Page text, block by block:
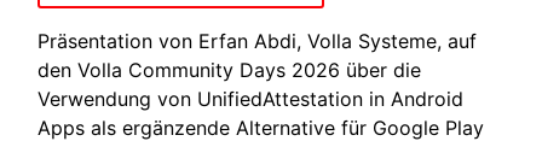
Präsentation von Erfan Abdi, Volla Systeme, auf
den Volla Community Days 2026 über die
Verwendung von UnifiedAttestation in Android
Apps als ergänzende Alternative für Google Play